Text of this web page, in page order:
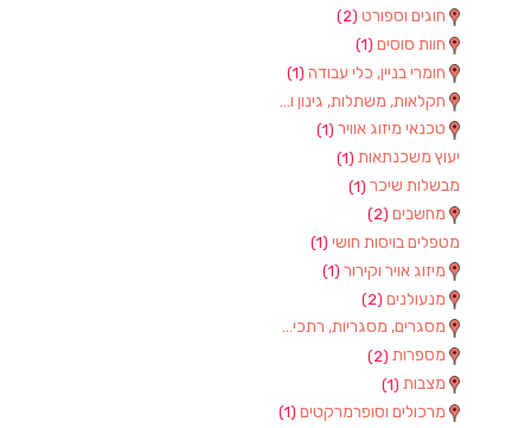
חוגים וספורט (2)
חוות סוסים (1)
חומרי בניין, כלי עבודה (1)
חקלאות, משתלות, גינון וציוד
טכנאי מיזוג אוויר (1)
יעוץ משכנתאות (1)
מבשלות שיכר (1)
מחשבים (2)
מטפלים בויסות חושי (1)
מיזוג אויר וקירור (1)
מנעולנים (2)
מסגרים, מסגריות, רתכים ועבודות מתכת
מספרות (2)
מצבות (1)
מרכולים וסופרמרקטים (1)